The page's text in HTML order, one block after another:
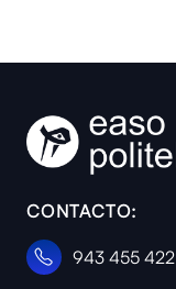
CONTACTO:
943 455 422